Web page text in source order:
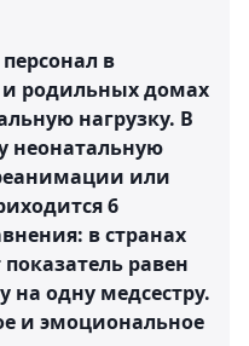
в
и родильных домах
нагрузку. В
неонатальную
или
6
в странах
равен
одну медсестру.
и эмоциональное